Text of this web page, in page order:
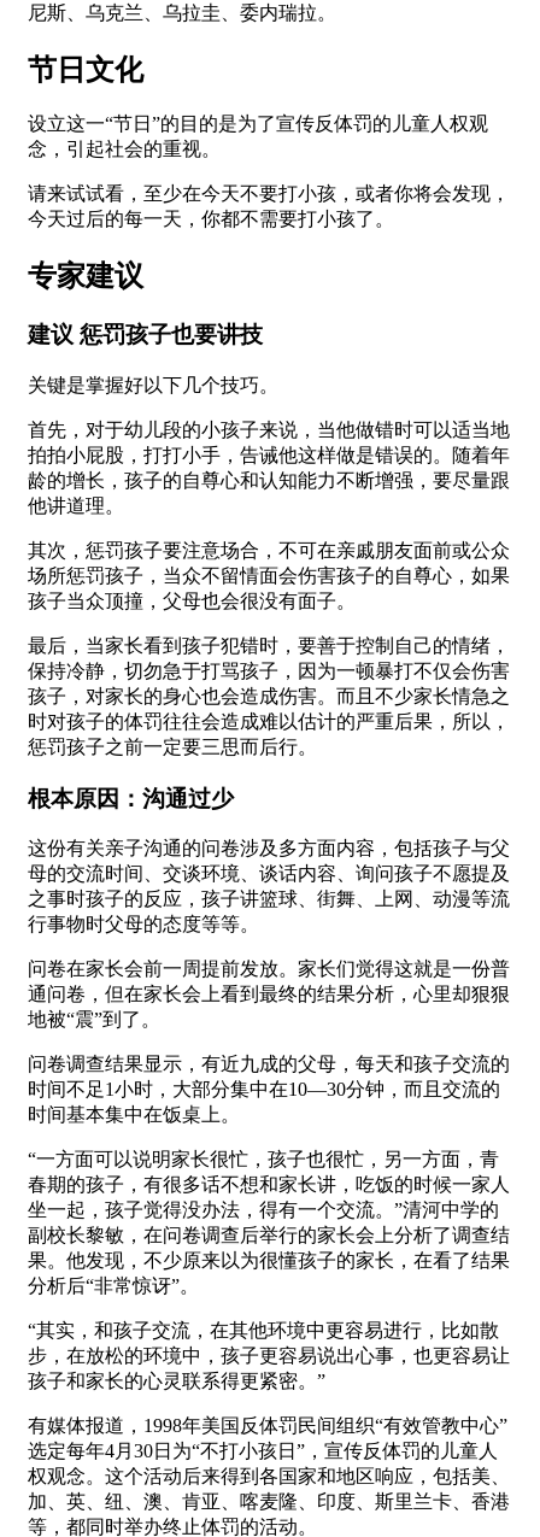
尼斯、乌克兰、乌拉圭、委内瑞拉。
节日文化
设立这一“节日”的目的是为了宣传反体罚的儿童人权观
念，引起社会的重视。
请来试试看，至少在今天不要打小孩，或者你将会发现，
今天过后的每一天，你都不需要打小孩了。
专家建议
建议 惩罚孩子也要讲技
关键是掌握好以下几个技巧。
首先，对于幼儿段的小孩子来说，当他做错时可以适当地
拍拍小屁股，打打小手，告诫他这样做是错误的。随着年
龄的增长，孩子的自尊心和认知能力不断增强，要尽量跟
他讲道理。
其次，惩罚孩子要注意场合，不可在亲戚朋友面前或公众
场所惩罚孩子，当众不留情面会伤害孩子的自尊心，如果
孩子当众顶撞，父母也会很没有面子。
最后，当家长看到孩子犯错时，要善于控制自己的情绪，
保持冷静，切勿急于打骂孩子，因为一顿暴打不仅会伤害
孩子，对家长的身心也会造成伤害。而且不少家长情急之
时对孩子的体罚往往会造成难以估计的严重后果，所以，
惩罚孩子之前一定要三思而后行。
根本原因：沟通过少
这份有关亲子沟通的问卷涉及多方面内容，包括孩子与父
母的交流时间、交谈环境、谈话内容、询问孩子不愿提及
之事时孩子的反应，孩子讲篮球、街舞、上网、动漫等流
行事物时父母的态度等等。
问卷在家长会前一周提前发放。家长们觉得这就是一份普
通问卷，但在家长会上看到最终的结果分析，心里却狠狠
地被“震”到了。
问卷调查结果显示，有近九成的父母，每天和孩子交流的
时间不足1小时，大部分集中在10—30分钟，而且交流的
时间基本集中在饭桌上。
“一方面可以说明家长很忙，孩子也很忙，另一方面，青
春期的孩子，有很多话不想和家长讲，吃饭的时候一家人
坐一起，孩子觉得没办法，得有一个交流。”清河中学的
副校长黎敏，在问卷调查后举行的家长会上分析了调查结
果。他发现，不少原来以为很懂孩子的家长，在看了结果
分析后“非常惊讶”。
“其实，和孩子交流，在其他环境中更容易进行，比如散
步，在放松的环境中，孩子更容易说出心事，也更容易让
孩子和家长的心灵联系得更紧密。”
有媒体报道，1998年美国反体罚民间组织“有效管教中心”
选定每年4月30日为“不打小孩日”，宣传反体罚的儿童人
权观念。这个活动后来得到各国家和地区响应，包括美、
加、英、纽、澳、肯亚、喀麦隆、印度、斯里兰卡、香港
等，都同时举办终止体罚的活动。